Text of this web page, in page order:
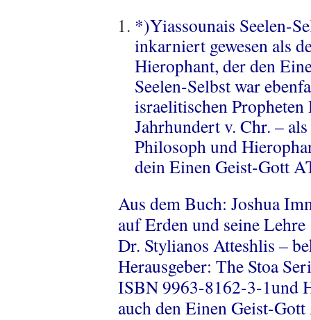
*)Yiassounais Seelen-
inkarniert gewesen als
Hierophant, der den
Seelen-Selbst war
israelitischen
Jahrhundert v. Chr. –
Philosoph und
dein Einen Geist-Gott
Aus dem Buch: Joshua
auf Erden und seine Lehre
Dr. Stylianos Atteshlis –
Herausgeber: The Stoa
ISBN 9963-8162-3-1und
auch den Einen Geist-